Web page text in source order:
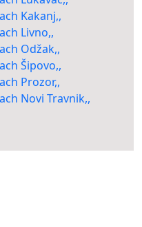
Kakanj,,
Livno,,
Odžak,,
Šipovo,,
Prozor,,
Novi Travnik,,